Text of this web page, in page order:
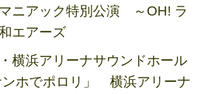
アック特別公演 ～OH! ラ
エアーズ
横浜アリーナサウンドホール
ンホでポロリ」 横浜アリーナ